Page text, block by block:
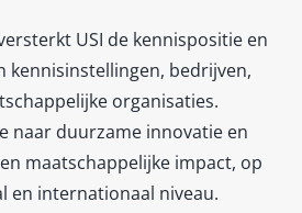
USI de kennispositie en
kennisinstellingen, bedrijven,
organisaties.
naar duurzame innovatie en
maatschappelijke impact, op
en internationaal niveau.